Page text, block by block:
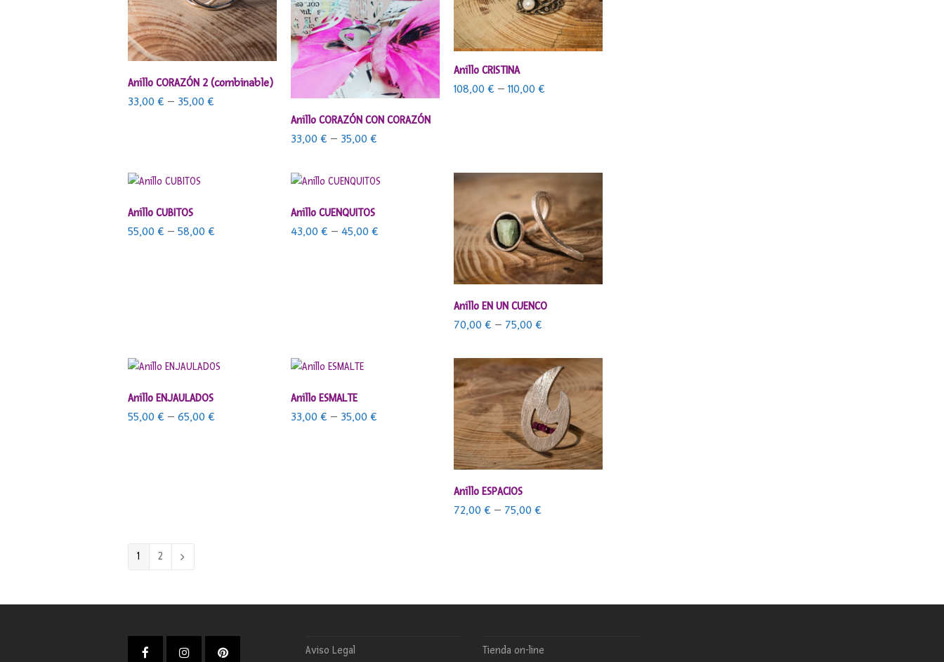
SELECCIONAR OPCIONES
Anillo CORAZÓN 2 (combinable)
33,00 € – 35,00 €
SELECCIONAR OPCIONES
Anillo CORAZÓN CON CORAZÓN
33,00€ – 35,00€
SELECCIONAR OPCIONES
Anillo CRISTINA
108,00€ –110,00€
SELECCIONAR OPCIONES
Anillo CUBITOS
55,00 € – 58,00 €
SELECCIONAR OPCIONES
Anillo CUENQUITOS
43,00€ –45,00€
SELECCIONAR OPCIONES
Anillo EN UN CUENCO
70,00€ – 75,00€
SELECCIONAR OPCIONES
Anillo ENJAULADOS
55,00 € – 65,00 €
SELECCIONAR OPCIONES
Anillo ESMALTE
33,00€ – 35,00€
SELECCIONAR OPCIONES
Anillo ESPACIOS
72,00€ – 75,00€
1 2
FacebookInstagramPinterest Aviso Legal Tienda on-line